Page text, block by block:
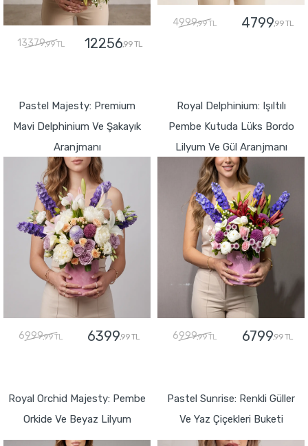
13379,99 TL 12256,99 TL
4999,99 TL 4799,99 TL
Pastel Majesty: Premium
Mavi Delphinium Ve Şakayık
Aranjmanı
6999,99 TL 6399,99 TL
Royal Delphinium: Işıltılı
Pembe Kutuda Lüks Bordo
Lilyum Ve Gül Aranjmanı
6999,99 TL 6799,99 TL
Royal Orchid Majesty: Pembe
Orkide Ve Beyaz Lilyum
Pastel Sunrise: Renkli Güller
Ve Yaz Çiçekleri Buketi